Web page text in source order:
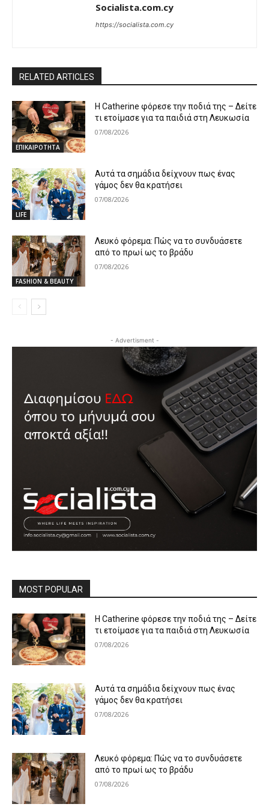
Socialista.com.cy
https://socialista.com.cy
RELATED ARTICLES
ΕΠΙΚΑΙΡΟΤΗΤΑ
Η Catherine φόρεσε την ποδιά της – Δείτε
τι ετοίμασε για τα παιδιά στη Λευκωσία
07/08/2026
LIFE
Αυτά τα σημάδια δείχνουν πως ένας
γάμος δεν θα κρατήσει
07/08/2026
FASHION & BEAUTY
Λευκό φόρεμα: Πώς να το συνδυάσετε
από το πρωί ως το βράδυ
07/08/2026
- Advertisment -
MOST POPULAR
Η Catherine φόρεσε την ποδιά της – Δείτε
τι ετοίμασε για τα παιδιά στη Λευκωσία
07/08/2026
Αυτά τα σημάδια δείχνουν πως ένας
γάμος δεν θα κρατήσει
07/08/2026
Λευκό φόρεμα: Πώς να το συνδυάσετε
από το πρωί ως το βράδυ
07/08/2026